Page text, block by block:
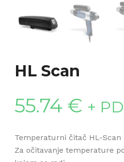
HL Scan
55.74 € +
Temperaturni čitač HL-Scan
Za očitavanje temperature